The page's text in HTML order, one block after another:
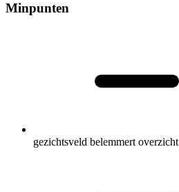
Minpunten
gezichtsveld belemmert overzicht